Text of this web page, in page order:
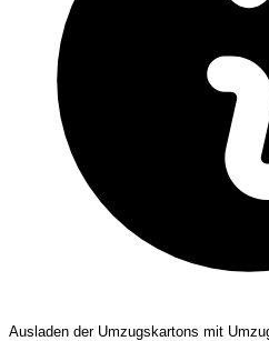
Ausladen der Umzugskartons mit